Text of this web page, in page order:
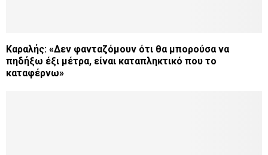
Καραλής: «Δεν φανταζόμουν ότι θα μπορούσα να
πηδήξω έξι μέτρα, είναι καταπληκτικό που το
καταφέρνω»